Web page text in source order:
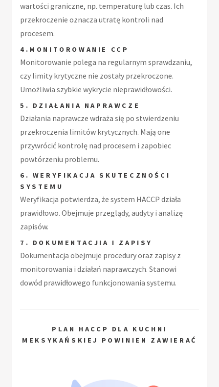
wartości graniczne, np. temperaturę lub czas. Ich
przekroczenie oznacza utratę kontroli nad
procesem.
4.MONITOROWANIE CCP
Monitorowanie polega na regularnym sprawdzaniu,
czy limity krytyczne nie zostały przekroczone.
Umożliwia szybkie wykrycie nieprawidłowości.
5. DZIAŁANIA NAPRAWCZE
Działania naprawcze wdraża się po stwierdzeniu
przekroczenia limitów krytycznych. Mają one
przywrócić kontrolę nad procesem i zapobiec
powtórzeniu problemu.
6. WERYFIKACJA SKUTECZNOŚCI
SYSTEMU
Weryfikacja potwierdza, że system HACCP działa
prawidłowo. Obejmuje przeglądy, audyty i analizę
zapisów.
7. DOKUMENTACJIA I ZAPISY
Dokumentacja obejmuje procedury oraz zapisy z
monitorowania i działań naprawczych. Stanowi
dowód prawidłowego funkcjonowania systemu.
PLAN HACCP DLA KUCHNI
MEKSYKAŃSKIEJ POWINIEN ZAWIERAĆ